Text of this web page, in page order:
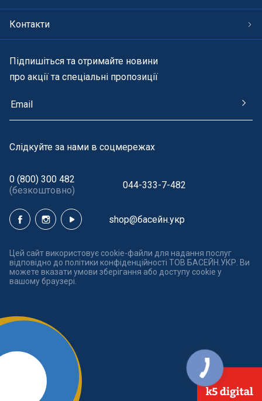
Контакти
Підпишіться та отримайте новини
про акції та спеціальні пропозиції
Cлідкуйте за нами в соцмережах
0 (800) 300 482
(безкоштовно)
044-333-7-482
shop@басейн.укр
Цей сайт використовує cookie-файли для надання послуг
відповідно до політики конфіденційності ТОВ БАСЕЙН.УКР. Ви
можете вказати умови зберігання або доступу cookie у
вашому браузері.